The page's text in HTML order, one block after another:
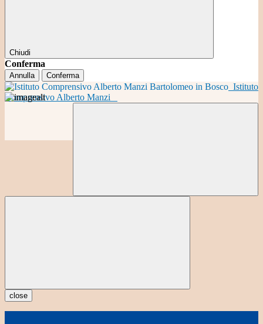
Chiudi
Conferma
Annulla Conferma
Istituto
Comprensivo Alberto Manzi
close